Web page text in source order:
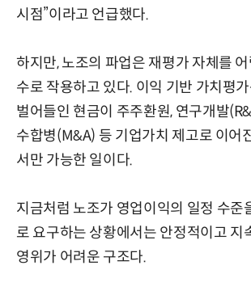
시점”이라고 언급했다.
하지만, 노조의 파업은 재평가 자체를
수로 작용하고 있다. 이익 기반 가치평
벌어들인 현금이 주주환원, 연구개발
수합병(M&A) 등 기업가치 제고로 이어
서만 가능한 일이다.
지금처럼 노조가 영업이익의 일정 수준
로 요구하는 상황에서는 안정적이고 지
영위가 어려운 구조다.